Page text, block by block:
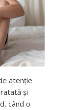
atenție
și
când o